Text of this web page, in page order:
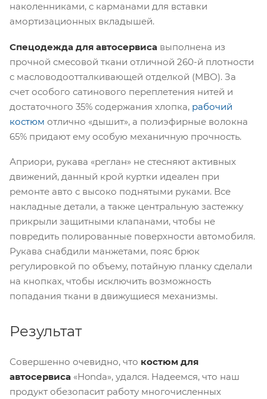
наколенниками, с карманами для вставки
амортизационных вкладышей.
Спецодежда для автосервиса выполнена из
прочной смесовой ткани отличной 260-й плотности
с масловодоотталкивающей отделкой (МВО). За
счет особого сатинового переплетения нитей и
достаточного 35% содержания хлопка, рабочий
костюм отлично «дышит», а полиэфирные волокна
65% придают ему особую механичную прочность.
Априори, рукава «реглан» не стесняют активных
движений, данный крой куртки идеален при
ремонте авто с высоко поднятыми руками. Все
накладные детали, а также центральную застежку
прикрыли защитными клапанами, чтобы не
повредить полированные поверхности автомобиля.
Рукава снабдили манжетами, пояс брюк
регулировкой по объему, потайную планку сделали
на кнопках, чтобы исключить возможность
попадания ткани в движущиеся механизмы.
Результат
Совершенно очевидно, что костюм для
автосервиса «Honda», удался. Надеемся, что наш
продукт обезопасит работу многочисленных